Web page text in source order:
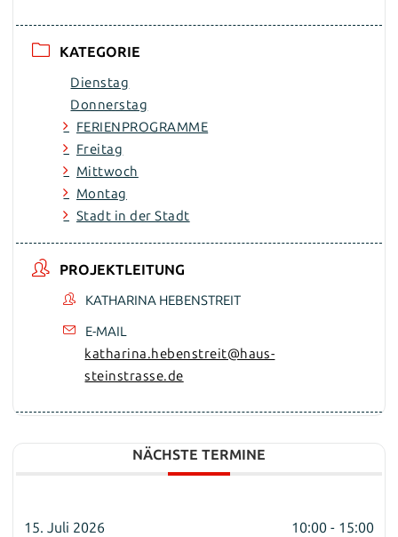
KATEGORIE
Dienstag
Donnerstag
FERIENPROGRAMME
Freitag
Mittwoch
Montag
Stadt in der Stadt
PROJEKTLEITUNG
KATHARINA HEBENSTREIT
E-MAIL
katharina.hebenstreit@haus-
steinstrasse.de
NÄCHSTE TERMINE
15. Juli 2026
10:00 - 15:00